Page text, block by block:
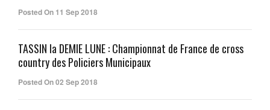
Posted On 11 Sep 2018
TASSIN la DEMIE LUNE : Championnat de France de cross
country des Policiers Municipaux
Posted On 02 Sep 2018